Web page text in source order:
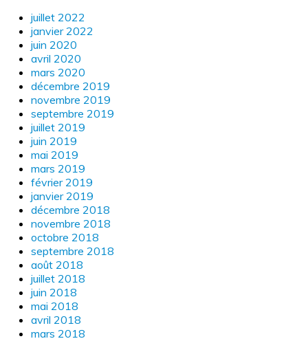
juillet 2022
janvier 2022
juin 2020
avril 2020
mars 2020
décembre 2019
novembre 2019
septembre 2019
juillet 2019
juin 2019
mai 2019
mars 2019
février 2019
janvier 2019
décembre 2018
novembre 2018
octobre 2018
septembre 2018
août 2018
juillet 2018
juin 2018
mai 2018
avril 2018
mars 2018